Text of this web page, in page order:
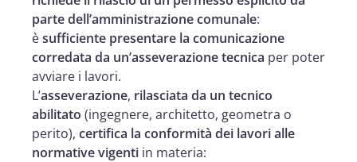
parte dell’amministrazione comunale:
èsufficiente presentare la comunicazione
corredata da un’asseverazione tecnica per poter
avviare i lavori.
L’asseverazione, rilasciata da un tecnico
abilitato (ingegnere, architetto, geometra o
perito), certifica la conformità dei lavori alle
normative vigenti in materia: